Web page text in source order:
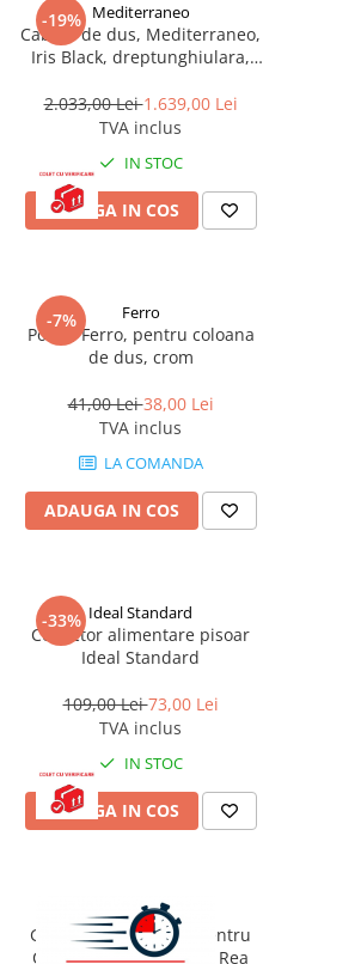
-19% Mediterraneo
Cabina de dus, Mediterraneo,
Iris Black, dreptunghiulara,
negru
2.033,00 Lei1.639,00 Lei
TVA inclus
IN STOC
ADAUGA IN COS
-7% Ferro
Polita, Ferro, pentru coloana
de dus, crom
41,00 Lei38,00 Lei
TVA inclus
LA COMANDA
ADAUGA IN COS
-33% Ideal Standard
Conector alimentare pisoar
Ideal Standard
109,00 Lei73,00 Lei
TVA inclus
IN STOC
ADAUGA IN COS
Rea
Garnitura inferioara pentru
Cabina de dus 6-8 mm Rea